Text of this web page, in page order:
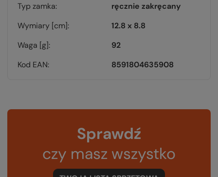
Typ zamka
ręcznie zakręcany
Wymiary [cm]
12.8 x 8.8
Waga [g]
92
Kod EAN
8591804635908
Sprawdź
czy masz wszystko